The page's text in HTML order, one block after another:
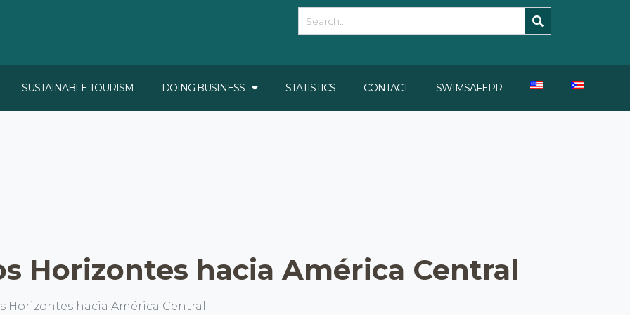
SUSTAINABLE TOURISM DOING BUSINESS STATISTICS CONTACT SWIMSAFEPR
Horizontes hacia América Central
Horizontes hacia América Central